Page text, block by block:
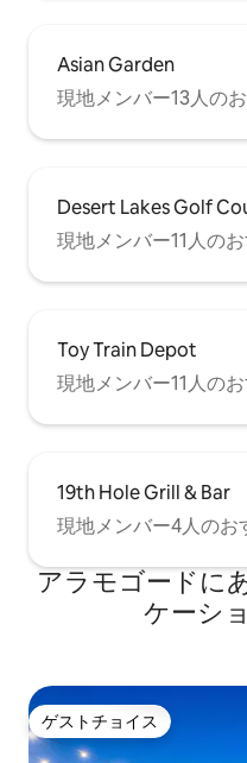
Asian Garden
現地メンバー13人の
Desert Lakes Golf
現地メンバー11人の
Toy Train Depot
現地メンバー11人の
19th Hole Grill & Bar
現地メンバー4人のお
アラモゴードに
ケーシ
ゲストチョイス
ゲストチョイス